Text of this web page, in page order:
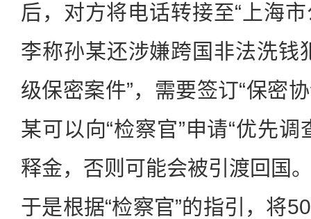
后，对方将电话转接至“上海市
李称孙某还涉嫌跨国非法洗钱
级保密案件”，需要签订“保密
某可以向“检察官”申请“优先
释金，否则可能会被引渡回国
于是根据“检察官”的指引，将